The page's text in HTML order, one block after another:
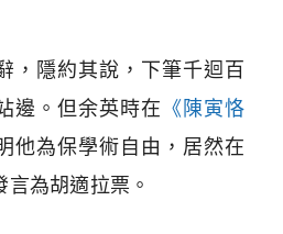
，隱約其說，下筆千迴百
邊。但余英時在 《陳寅恪
他為保學術自由，居然在
為胡適拉票。